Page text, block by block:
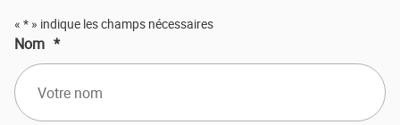
« * » indique les champs nécessaires
Nom *